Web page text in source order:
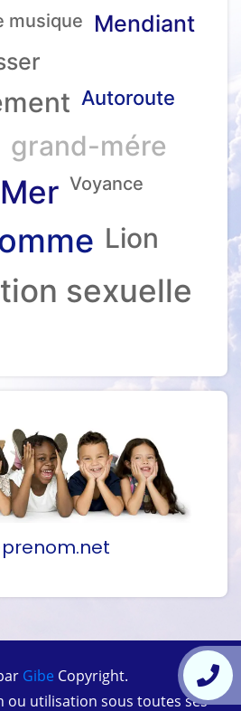
musique Mendiant
Autoroute
grand-mére
Mer Voyance
Lion
sexuelle
Gibe Copyright.
utilisation sous toutes ses